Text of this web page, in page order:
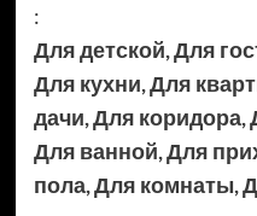
:
Для детской,Для
Для кухни,Для
дачи,Для коридора,
Для ванной,Для
пола,Для комнаты,